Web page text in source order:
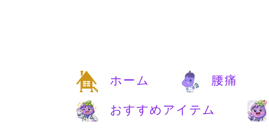
ホーム
腰痛
おすすめアイテム